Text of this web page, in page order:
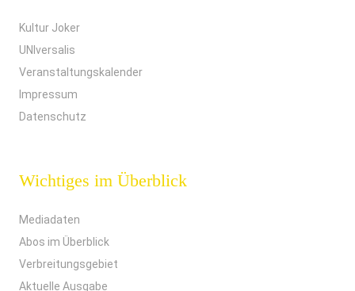
Kultur Joker
UNIversalis
Veranstaltungskalender
Impressum
Datenschutz
Wichtiges im Überblick
Mediadaten
Abos im Überblick
Verbreitungsgebiet
Aktuelle Ausgabe